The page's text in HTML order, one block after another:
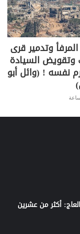
وتدمير قرى
وتقويض السيادة
نفسه ! (وائل أبو
أكثر من عشرين